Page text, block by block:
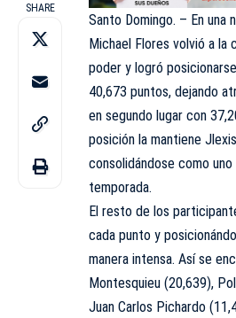
SHARE
Santo Domingo. – En una
Michael Flores volvió a
poder y logró
40,673 puntos, dejando
en segundo lugar con
posición la mantiene
consolidándose como
temporada.
El resto de los
cada punto y
manera intensa. Así se
Montesquieu (20,639),
Juan Carlos Pichardo